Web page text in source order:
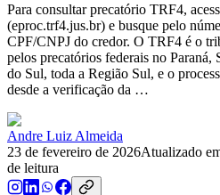
Para consultar precatório TRF4,
(eproc.trf4.jus.br) e busque pelo
CPF/CNPJ do credor. O TRF4 é o
pelos precatórios federais no Paraná,
do Sul, toda a Região Sul, e o
desde a verificação da …
Andre Luiz Almeida
23 de fevereiro de 2026Atualizado
de leitura